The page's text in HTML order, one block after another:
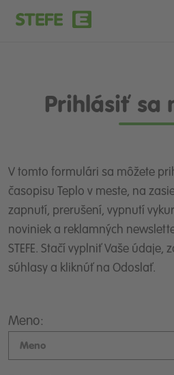
Prihlásiť sa
V tomto formulári sa môžete
časopisu Teplo v meste, na
zapnutí, prerušení, vypnutí
noviniek a reklamných
STEFE. Stačí vyplniť Vaše
súhlasy a kliknúť na Odoslať.
Meno: